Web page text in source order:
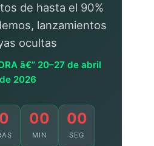
de hasta el 90%
lanzamientos
ocultas
ā€” 20–27 de abril
de 2026
00
MIN
00
SEG